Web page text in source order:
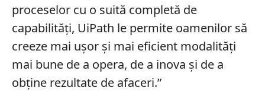
proceselor cu o suită completă de
capabilități, UiPath le permite oamenilor să
creeze mai ușor și mai eficient modalități
mai bune de a opera, de a inova și de a
obține rezultate de afaceri.”